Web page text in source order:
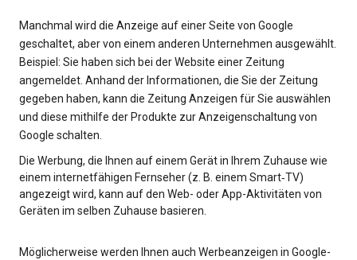
Manchmal wird die Anzeige auf einer Seite von Google
geschaltet, aber von einem anderen Unternehmen ausgewählt.
Beispiel: Sie haben sich bei der Website einer Zeitung
angemeldet. Anhand der Informationen, die Sie der Zeitung
gegeben haben, kann die Zeitung Anzeigen für Sie auswählen
und diese mithilfe der Produkte zur Anzeigenschaltung von
Google schalten.
Die Werbung, die Ihnen auf einem Gerät in Ihrem Zuhause wie
einem internetfähigen Fernseher (z. B. einem Smart‑TV)
angezeigt wird, kann auf den Web- oder App-Aktivitäten von
Geräten im selben Zuhause basieren.
Möglicherweise werden Ihnen auch Werbeanzeigen in Google-